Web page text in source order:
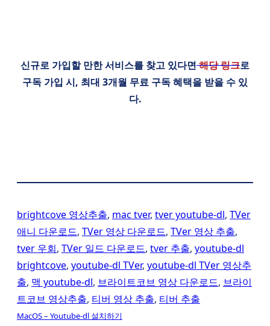
신규로 가입할 만한 서비스를 찾고 있다면 해당 링크로
구독 가입 시, 최대 3개월 무료 구독 혜택을 받을 수 있
다.
brightcove 영상추출, mac tver, tver youtube-dl, TVer
애니 다운로드, TVer 영상 다운로드, TVer 영상 추출
tver 우회, TVer 일드 다운로드, tver 추출, youtube-dl
brightcove, youtube-dl TVer, youtube-dl TVer 영상추
출, 맥 youtube-dl, 브라이트코브 영상 다운로드, 브라이
트코브 영상추출, 티버 영상 추출, 티버 추출
MacOS – Youtube-dl 설치하기